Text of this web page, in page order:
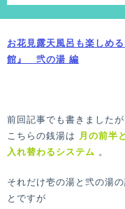
お花見露天風呂も楽しめ
館』 弐の湯 編
前回記事でも書きましたが
こちらの銭湯は 月の前半
入れ替わるシステム 。
それだけ壱の湯と弐の湯
とですが